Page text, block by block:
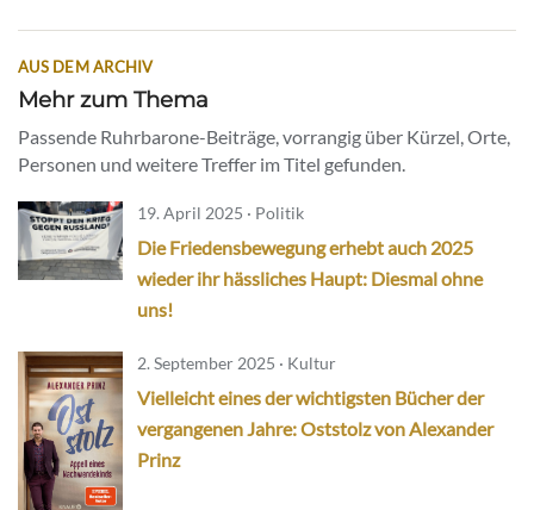
AUS DEM ARCHIV
Mehr zum Thema
Passende Ruhrbarone-Beiträge, vorrangig über Kürzel, Orte,
Personen und weitere Treffer im Titel gefunden.
19. April 2025 · Politik
Die Friedensbewegung erhebt auch 2025
wieder ihr hässliches Haupt: Diesmal ohne
uns!
2. September 2025 · Kultur
Vielleicht eines der wichtigsten Bücher der
vergangenen Jahre: Oststolz von Alexander
Prinz